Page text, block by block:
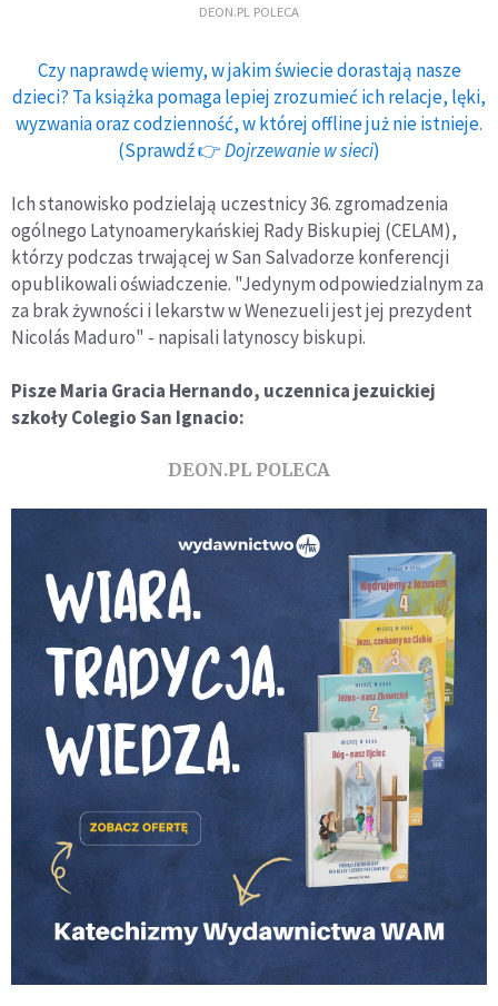
DEON.PL POLECA
Czy naprawdę wiemy, w jakim świecie dorastają nasze
dzieci? Ta książka pomaga lepiej zrozumieć ich relacje, lęki,
wyzwania oraz codzienność, w której offline już nie istnieje.
(Sprawdź 👉Dojrzewanie w sieci)
Ich stanowisko podzielają uczestnicy 36. zgromadzenia
ogólnego Latynoamerykańskiej Rady Biskupiej (CELAM),
którzy podczas trwającej w San Salvadorze konferencji
opublikowali oświadczenie. "Jedynym odpowiedzialnym za
za brak żywności i lekarstw w Wenezueli jest jej prezydent
Nicolás Maduro" - napisali latynoscy biskupi.
Pisze Maria Gracia Hernando, uczennica jezuickiej
szkoły Colegio San Ignacio:
DEON.PL POLECA